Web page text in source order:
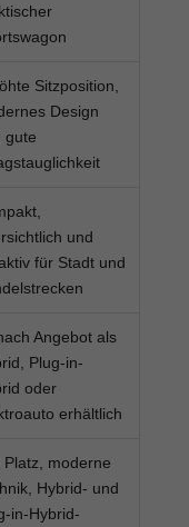
Sitzposition,
Design
gute
und
für Stadt und
Angebot als
Plug-in-
oder
erhältlich
Platz, moderne
Hybrid- und
in-Hybrid-